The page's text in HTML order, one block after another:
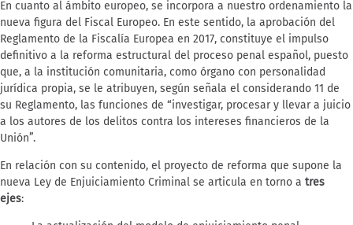
En cuanto al ámbito europeo, se incorpora a nuestro ordenamiento la
nueva figura del Fiscal Europeo. En este sentido, la aprobación del
Reglamento de la Fiscalía Europea en 2017, constituye el impulso
definitivo a la reforma estructural del proceso penal español, puesto
que, a la institución comunitaria, como órgano con personalidad
jurídica propia, se le atribuyen, según señala el considerando 11 de
su Reglamento, las funciones de “investigar, procesar y llevar a juicio
a los autores de los delitos contra los intereses financieros de la
Unión”.
En relación con su contenido, el proyecto de reforma que supone la
nueva Ley de Enjuiciamiento Criminal se articula en torno a tres
ejes: